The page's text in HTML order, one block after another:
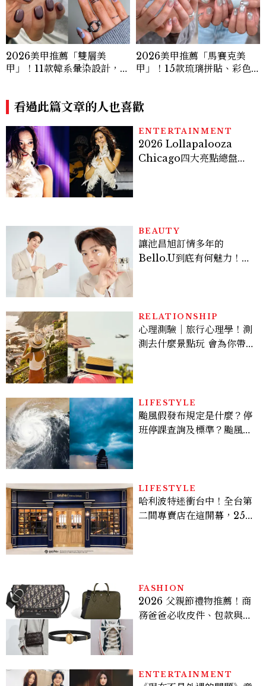
2026美甲推薦「雙層美
甲」！11款韓系暈染設計，顯
2026美甲推薦「馬賽克美
甲」！15款琉璃拼貼、彩色
看過此篇文章的人也喜歡
ENTERTAINMENT
2026 Lollapalooza
Chicago四大亮點總盤
BEAUTY
讓池昌旭訂情多年的
Bello.U到底有何魅力！揭
倦感，超神！
RELATIONSHIP
心理測驗｜旅行心理學！測
測去什麼景點玩 會為你帶來
LIFESTYLE
颱風假發布規定是什麼？停
班停課查詢及標準？颱風假
LIFESTYLE
哈利波特迷衝台中！全台第
二間專賣店在這開幕，25週
FASHION
2026 父親節禮物推薦！商
務爸爸必收皮件、包款與鞋
ENTERTAINMENT